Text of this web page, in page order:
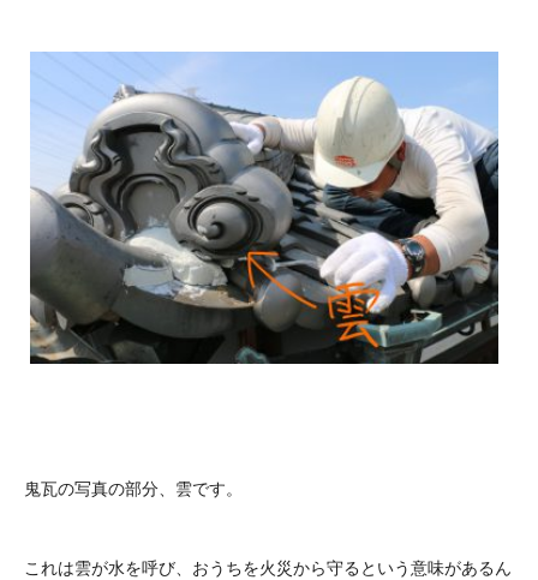
鬼瓦の写真の部分、雲です。
これは雲が水を呼び、おうちを火災から守るという意味があるん